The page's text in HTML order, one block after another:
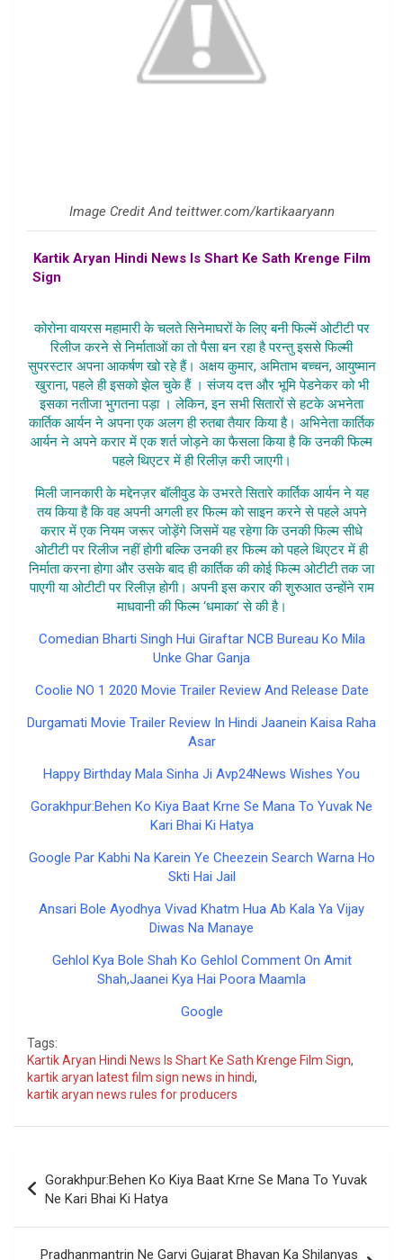
Image Credit And teittwer.com/kartikaaryann
Kartik Aryan Hindi News Is Shart Ke Sath Krenge Film
Sign
कोरोना वायरस महामारी के चलते सिनेमाघरों के लिए बनी फिल्में ओटीटी पर
रिलीज करने से निर्माताओं का तो पैसा बन रहा है परन्तु इससे फिल्मी
सुपरस्टार अपना आकर्षण खो रहे हैं। अक्षय कुमार, अमिताभ बच्चन, आयुष्मान
खुराना, पहले ही इसको झेल चुके हैं । संजय दत्त और भूमि पेडनेकर को भी
इसका नतीजा भुगतना पड़ा । लेकिन, इन सभी सितारों से हटके अभनेता
कार्तिक आर्यन ने अपना एक अलग ही रुतबा तैयार किया है। अभिनेता कार्तिक
आर्यन ने अपने करार में एक शर्त जोड़ने का फैसला किया है कि उनकी फिल्म
पहले थिएटर में ही रिलीज़ करी जाएगी।
मिली जानकारी के मद्देनज़र बॉलीवुड के उभरते सितारे कार्तिक आर्यन ने यह
तय किया है कि वह अपनी अगली हर फिल्म को साइन करने से पहले अपने
करार में एक नियम जरूर जोड़ेंगे जिसमें यह रहेगा कि उनकी फिल्म सीधे
ओटीटी पर रिलीज नहीं होगी बल्कि उनकी हर फिल्म को पहले थिएटर में ही
निर्माता करना होगा और उसके बाद ही कार्तिक की कोई फिल्म ओटीटी तक जा
पाएगी या ओटीटी पर रिलीज़ होगी। अपनी इस करार की शुरुआत उन्होंने राम
माधवानी की फिल्म ‘धमाका’ से की है।
Comedian Bharti Singh Hui Giraftar NCB Bureau Ko Mila
Unke Ghar Ganja
Coolie NO 1 2020 Movie Trailer Review And Release Date
Durgamati Movie Trailer Review In Hindi Jaanein Kaisa Raha
Asar
Happy Birthday Mala Sinha Ji Avp24News Wishes You
Gorakhpur:Behen Ko Kiya Baat Krne Se Mana To Yuvak Ne
Kari Bhai Ki Hatya
Google Par Kabhi Na Karein Ye Cheezein Search Warna Ho
Skti Hai Jail
Ansari Bole Ayodhya Vivad Khatm Hua Ab Kala Ya Vijay
Diwas Na Manaye
Gehlol Kya Bole Shah Ko Gehlol Comment On Amit
Shah,Jaanei Kya Hai Poora Maamla
Google
Tags:
Kartik Aryan Hindi News Is Shart Ke Sath Krenge Film Sign,
kartik aryan latest film sign news in hindi,
kartik aryan news rules for producers
navigation
Gorakhpur:Behen Ko Kiya Baat Krne Se Mana To Yuvak
Ne Kari Bhai Ki Hatya
Pradhanmantrin Ne Garvi Gujarat Bhavan Ka Shilanyas